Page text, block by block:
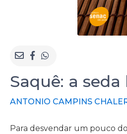
Saquê: a
ANTONIO CAMPINS
Para desvendar um pouco